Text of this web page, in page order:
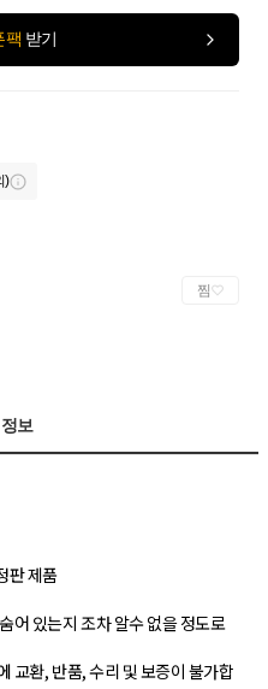
팩 받기
)
찜
보
판 제품
어 있는지 조차 알수 없을 정도로
교환, 반품, 수리 및 보증이 불가합